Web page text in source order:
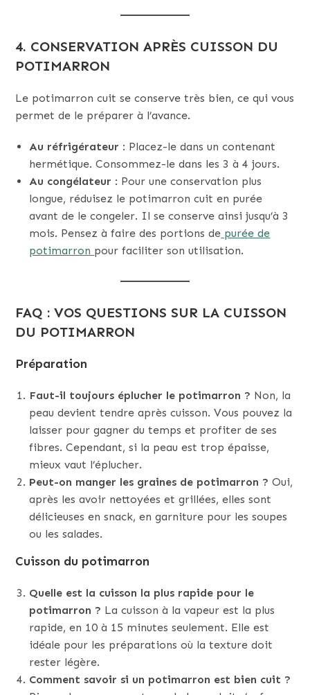
4. CONSERVATION APRÈS CUISSON DU
POTIMARRON
Le potimarron cuit se conserve très bien, ce qui vous
permet de le préparer à l’avance.
Au réfrigérateur : Placez-le dans un contenant
hermétique. Consommez-le dans les 3 à 4 jours.
Au congélateur : Pour une conservation plus
longue, réduisez le potimarron cuit en purée
avant de le congeler. Il se conserve ainsi jusqu’à 3
mois. Pensez à faire des portions de purée de
potimarron pour faciliter son utilisation.
FAQ : VOS QUESTIONS SUR LA CUISSON
DU POTIMARRON
Préparation
Faut-il toujours éplucher le potimarron ? Non, la
peau devient tendre après cuisson. Vous pouvez la
laisser pour gagner du temps et profiter de ses
fibres. Cependant, si la peau est trop épaisse,
mieux vaut l’éplucher.
Peut-on manger les graines de potimarron ? Oui,
après les avoir nettoyées et grillées, elles sont
délicieuses en snack, en garniture pour les soupes
ou les salades.
Cuisson du potimarron
Quelle est la cuisson la plus rapide pour le
potimarron ? La cuisson à la vapeur est la plus
rapide, en 10 à 15 minutes seulement. Elle est
idéale pour les préparations où la texture doit
rester légère.
Comment savoir si un potimarron est bien cuit ?